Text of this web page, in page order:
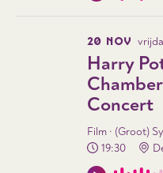
20 NOV
Harry
Concert
Film · (Groot)
19:30